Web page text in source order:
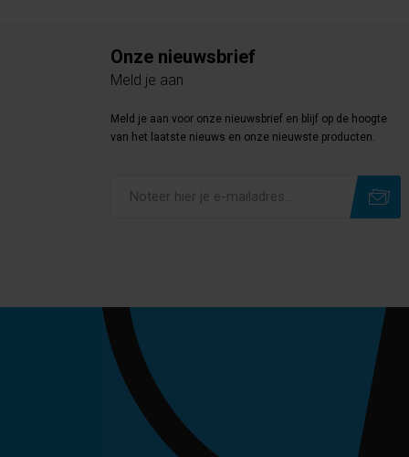
Onze nieuwsbrief
Meld je aan
Meld je aan voor onze nieuwsbrief en blijf op de hoogte
van het laatste nieuws en onze nieuwste producten.